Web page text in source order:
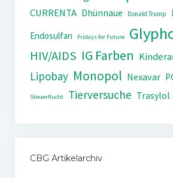
CURRENTA Dhünnaue Donald Trump
Endosulfan
Fridays for Future
HIV/AIDS IG Farben
Lipobay Monopol Nexavar
Steuerflucht Tierversuche Trasylol
CBG Artikelarchiv